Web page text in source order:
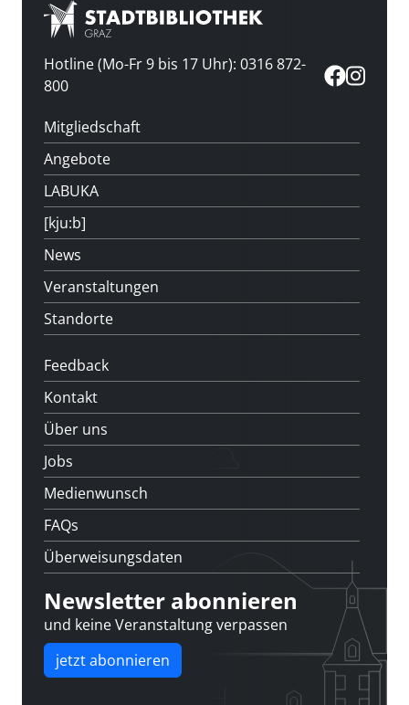
Hotline (Mo-Fr 9 bis 17 Uhr): 0316 872-
800
Mitgliedschaft
Angebote
LABUKA
[kju:b]
News
Veranstaltungen
Standorte
Feedback
Kontakt
Über uns
Jobs
Medienwunsch
FAQs
Überweisungsdaten
Newsletter abonnieren
und keine Veranstaltung verpassen
jetzt abonnieren